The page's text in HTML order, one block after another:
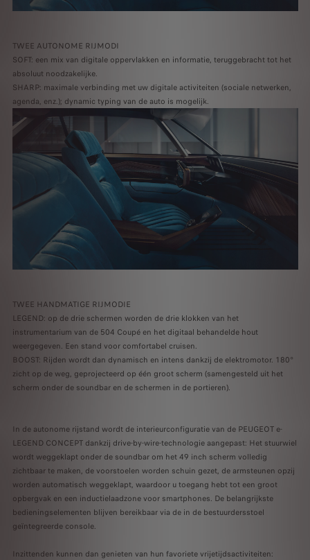
TWEE AUTONOME RIJMODI
SOFT: een mix van digitale oppervlakken en informatie, teruggebracht tot het
absoluut noodzakelijke.
SHARP: maximale verbinding met uw digitale activiteiten (sociale netwerken,
agenda, enz.); dynamic typing van de auto is mogelijk.
TWEE HANDMATIGE RIJMODIE
LEGEND: op de drie schermen worden de drie klokken van het
instrumentarium van de 504 Coupé en het digitaal behandelde hout
weergegeven. Een stand voor comfortabel cruisen.
BOOST: Rijden wordt dan dynamisch en intens dankzij de elektromotor. 180°
zicht op de weg, geprojecteerd op één groot scherm (samengesteld uit het
scherm onder de soundbar en de schermen in de portieren).
In de autonome rijstand wordt de interieurconfiguratie van de PEUGEOT e-
LEGEND CONCEPT dankzij drive-by-wire-technologie aangepast: Het stuurwiel
wordt weggeklapt onder de soundbar om het 49 inch scherm volledig
zichtbaar te maken, de voorstoelen worden schuin gezet, de armsteunen opzij
worden automatisch weggeklapt, waardoor u toegang hebt tot een groot
opbergvak en een inductielaadzone voor smartphones. De belangrijkste
bedieningselementen blijven bereikbaar via de in de bestuurdersstoel
geïntegreerde console.
Inzittenden kunnen dan genieten van hun favoriete vrijetijdsactiviteiten: